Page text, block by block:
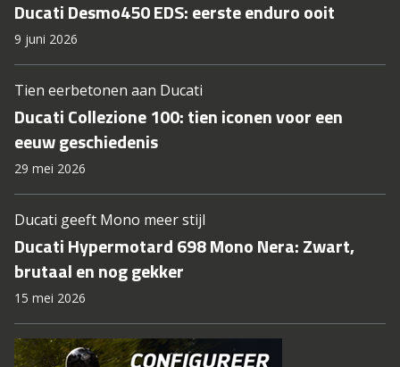
Ducati Desmo450 EDS: eerste enduro ooit
9 juni 2026
Tien eerbetonen aan Ducati
Ducati Collezione 100: tien iconen voor een
eeuw geschiedenis
29 mei 2026
Ducati geeft Mono meer stijl
Ducati Hypermotard 698 Mono Nera: Zwart,
brutaal en nog gekker
15 mei 2026